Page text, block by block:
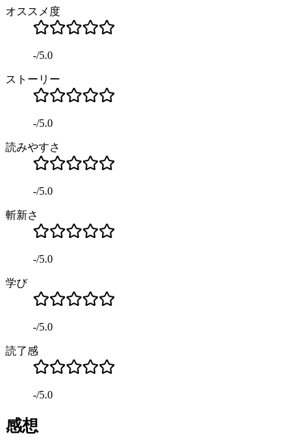
オススメ度
-/5.0
ストーリー
-/5.0
読みやすさ
-/5.0
斬新さ
-/5.0
学び
-/5.0
読了感
-/5.0
感想